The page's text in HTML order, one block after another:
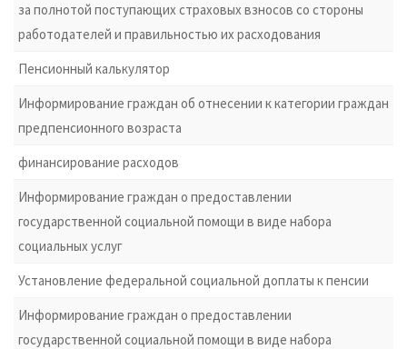
за полнотой поступающих страховых взносов со стороны
работодателей и правильностью их расходования
Пенсионный калькулятор
Информирование граждан об отнесении к категории граждан
предпенсионного возраста
финансирование расходов
Информирование граждан о предоставлении
государственной социальной помощи в виде набора
социальных услуг
Установление федеральной социальной доплаты к пенсии
Информирование граждан о предоставлении
государственной социальной помощи в виде набора